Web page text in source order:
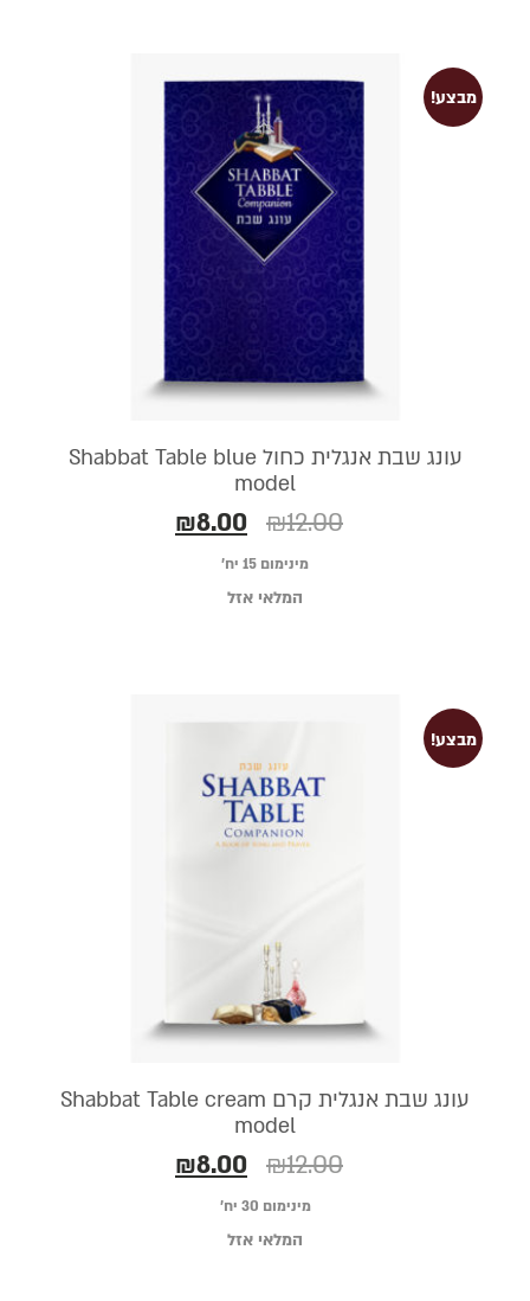
מבצע!
עונג שבת אנגלית כחול Shabbat Table blue
model
₪12.00
₪8.00
מינימום 15 יח׳
המלאי אזל
מבצע!
עונג שבת אנגלית קרם Shabbat Table cream
model
₪12.00
₪8.00
מינימום 30 יח׳
המלאי אזל